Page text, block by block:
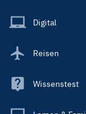
Main
Digital
Reisen
Wissenstest